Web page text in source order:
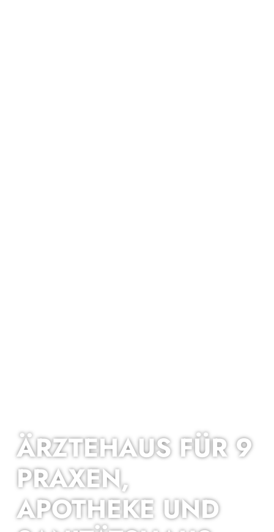
ÄRZTE­HAUS FÜR 9
PRAXEN,
APOTHEKE UND